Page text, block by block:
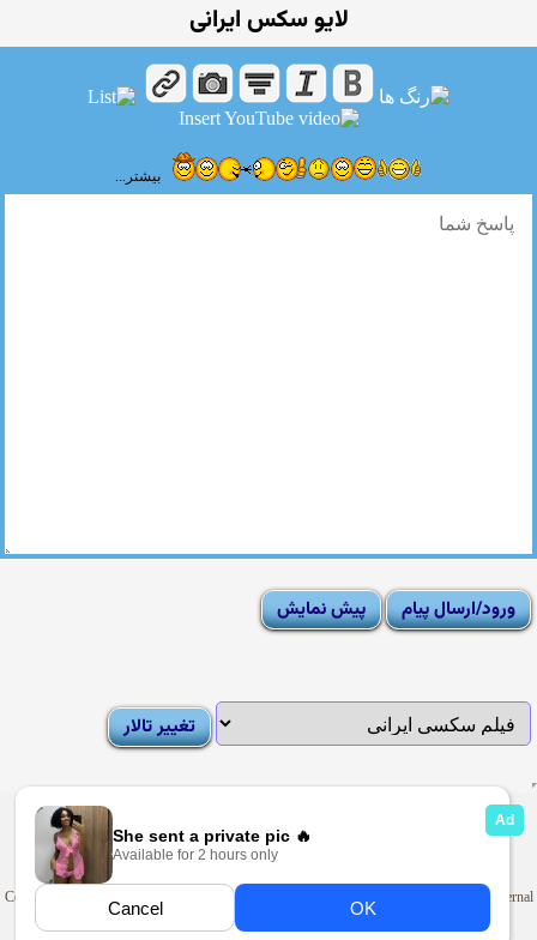
لایو سکس ایرانی
بیشتر...
News Rules | Moderator List
Sexy Pictures Archive | Adult Forums
Copyright © 2009-2025
. Looti Forums is not responsible for the content of external